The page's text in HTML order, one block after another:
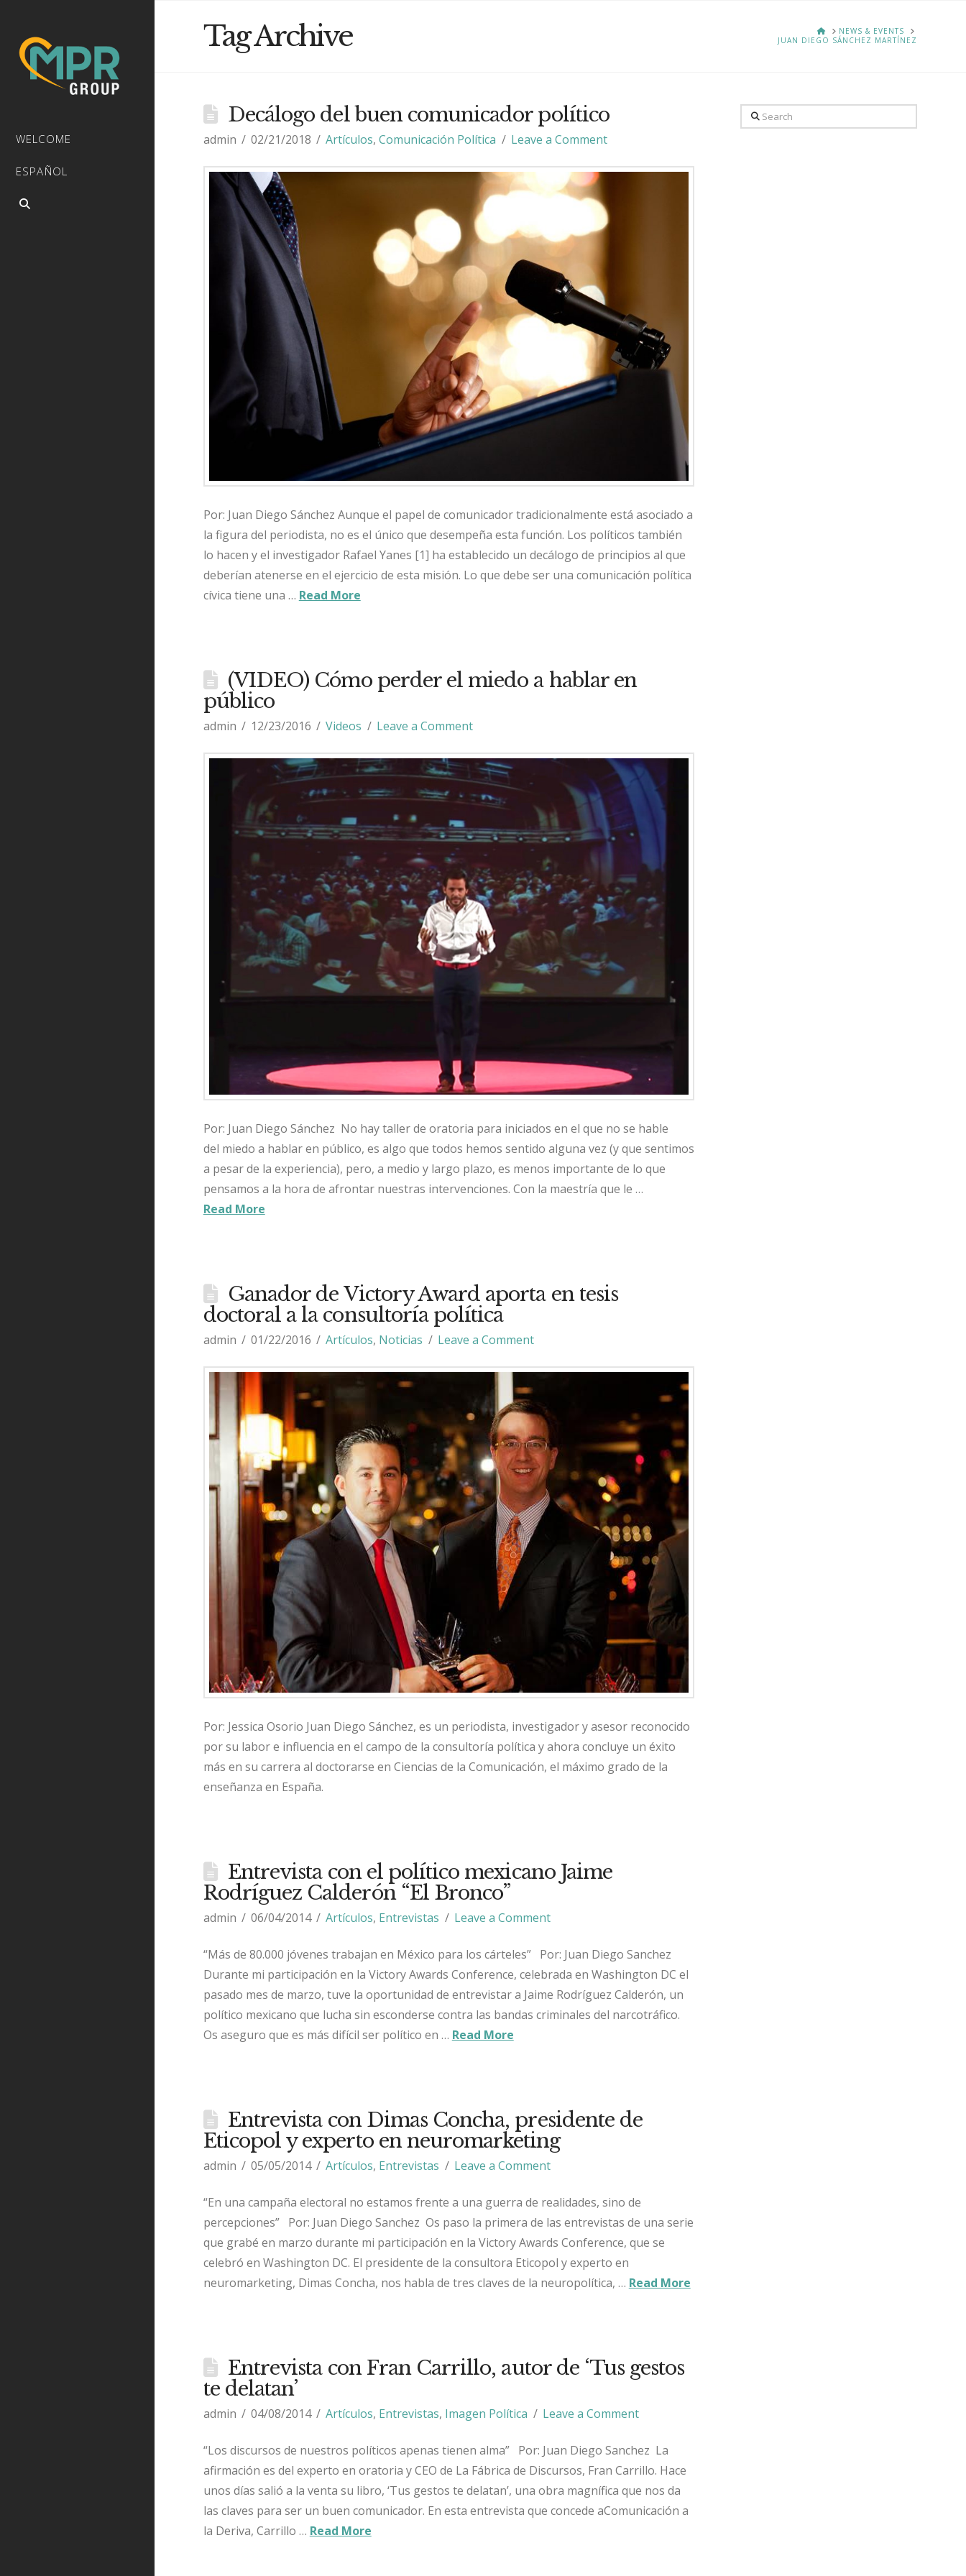
WELCOME
ESPAÑOL
Tag Archive HOMENEWS & EVENTS
JUAN DIEGO SÁNCHEZ MARTÍNEZ
Decálogo del buen comunicador político
admin 02/21/2018 Artículos,Comunicación Política Leave a Comment
Por: Juan Diego Sánchez Aunque el papel de comunicador tradicionalmente está asociado a
la figura del periodista, no es el único que desempeña esta función. Los políticos también
lo hacen y el investigador Rafael Yanes [1] ha establecido un decálogo de principios al que
deberían atenerse en el ejercicio de esta misión. Lo que debe ser una comunicación política
cívica tiene una … Read More
(VIDEO) Cómo perder el miedo a hablar en
público
admin 12/23/2016 Videos Leave a Comment
Por: Juan Diego Sánchez No hay taller de oratoria para iniciados en el que no se hable
del miedo a hablar en público, es algo que todos hemos sentido alguna vez (y que sentimos
a pesar de la experiencia), pero, a medio y largo plazo, es menos importante de lo que
pensamos a la hora de afrontar nuestras intervenciones. Con la maestría que le …
Read More
Ganador de Victory Award aporta en tesis
doctoral a la consultoría política
admin 01/22/2016 Artículos, Noticias Leave a Comment
Por: Jessica Osorio Juan Diego Sánchez, es un periodista, investigador y asesor reconocido
por su labor e influencia en el campo de la consultoría política y ahora concluye un éxito
más en su carrera al doctorarse en Ciencias de la Comunicación, el máximo grado de la
enseñanza en España.
Entrevista con el político mexicano Jaime
Rodríguez Calderón “El Bronco”
admin 06/04/2014 Artículos, Entrevistas Leave a Comment
“Más de 80.000 jóvenes trabajan en México para los cárteles” Por: Juan Diego Sanchez
Durante mi participación en la Victory Awards Conference, celebrada en Washington DC el
pasado mes de marzo, tuve la oportunidad de entrevistar a Jaime Rodríguez Calderón, un
político mexicano que lucha sin esconderse contra las bandas criminales del narcotráfico.
Os aseguro que es más difícil ser político en … Read More
Entrevista con Dimas Concha, presidente de
Eticopol y experto en neuromarketing
admin 05/05/2014 Artículos, Entrevistas Leave a Comment
“En una campaña electoral no estamos frente a una guerra de realidades, sino de
percepciones” Por: Juan Diego Sanchez Os paso la primera de las entrevistas de una serie
que grabé en marzo durante mi participación en la Victory Awards Conference, que se
celebró en Washington DC. El presidente de la consultora Eticopol y experto en
neuromarketing, Dimas Concha, nos habla de tres claves de la neuropolítica, … Read More
Entrevista con Fran Carrillo, autor de ‘Tus gestos
te delatan’
admin 04/08/2014 Artículos, Entrevistas, Imagen Política Leave a Comment
“Los discursos de nuestros políticos apenas tienen alma” Por: Juan Diego Sanchez La
afirmación es del experto en oratoria y CEO de La Fábrica de Discursos, Fran Carrillo. Hace
unos días salió a la venta su libro, ‘Tus gestos te delatan’, una obra magnífica que nos da
las claves para ser un buen comunicador. En esta entrevista que concede aComunicación a
la Deriva, Carrillo … Read More
Search